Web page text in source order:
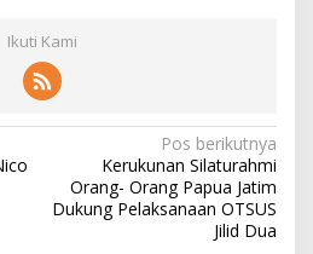
Ikuti Kami
Pos berikutnya
Kerukunan Silaturahmi
Orang- Orang Papua Jatim
Dukung Pelaksanaan OTSUS
Jilid Dua